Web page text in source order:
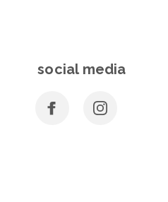
social media